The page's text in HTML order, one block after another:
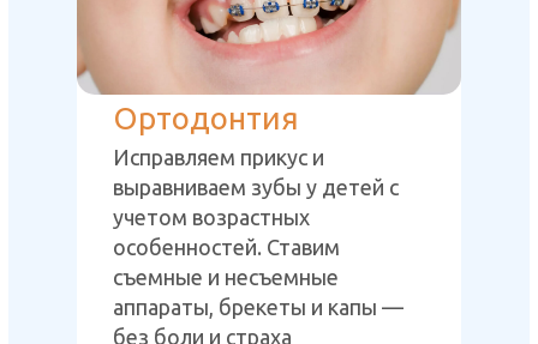
Ортодонтия
Исправляем прикус и
выравниваем зубы у детей с
учетом возрастных
особенностей. Ставим
съемные и несъемные
аппараты, брекеты и капы —
без боли и страха